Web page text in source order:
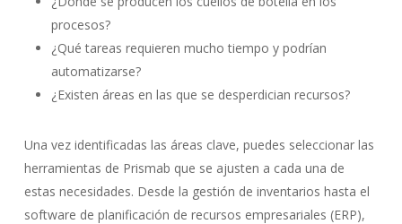
procesos?
¿Qué tareas requieren mucho tiempo y podrían
automatizarse?
¿Existen áreas en las que se desperdician recursos?
Una vez identificadas las áreas clave, puedes seleccionar las
herramientas de Prismab que se ajusten a cada una de
estas necesidades. Desde la gestión de inventarios hasta el
software de planificación de recursos empresariales (ERP),